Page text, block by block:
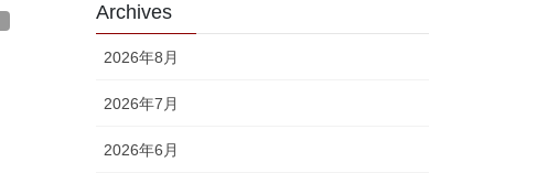
Archives
2026年8月
2026年7月
2026年6月